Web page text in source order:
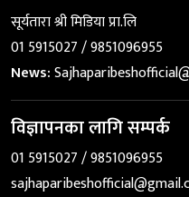
सूर्यतारा श्री मिडिया प्रा.लि
01 5915027 / 9851096955
News:
विज्ञापनका लागि सम्पर्क
01 5915027 / 9851096955